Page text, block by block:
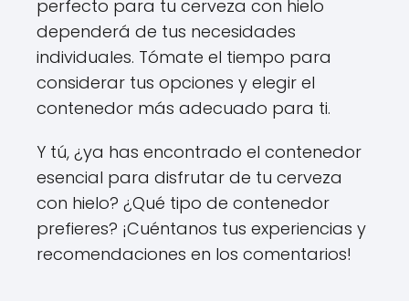
perfecto para tu cerveza con hielo
dependerá de tus necesidades
individuales. Tómate el tiempo para
considerar tus opciones y elegir el
contenedor más adecuado para ti.
Y tú, ¿ya has encontrado el contenedor
esencial para disfrutar de tu cerveza
con hielo? ¿Qué tipo de contenedor
prefieres? ¡Cuéntanos tus experiencias y
recomendaciones en los comentarios!